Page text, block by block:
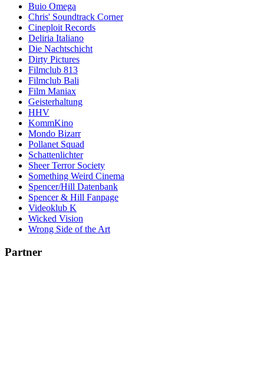
Buio Omega
Chris' Soundtrack Corner
Cineploit Records
Deliria Italiano
Die Nachtschicht
Dirty Pictures
Filmclub 813
Filmclub Bali
Film Maniax
Geisterhaltung
HHV
KommKino
Mondo Bizarr
Pollanet Squad
Schattenlichter
Sheer Terror Society
Something Weird Cinema
Spencer/Hill Datenbank
Spencer & Hill Fanpage
Videoklub K
Wicked Vision
Wrong Side of the Art
Partner